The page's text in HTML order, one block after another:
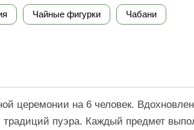
Чайные фигурки Чабани
церемонии на 6 человек.
пуэра. Каждый предмет